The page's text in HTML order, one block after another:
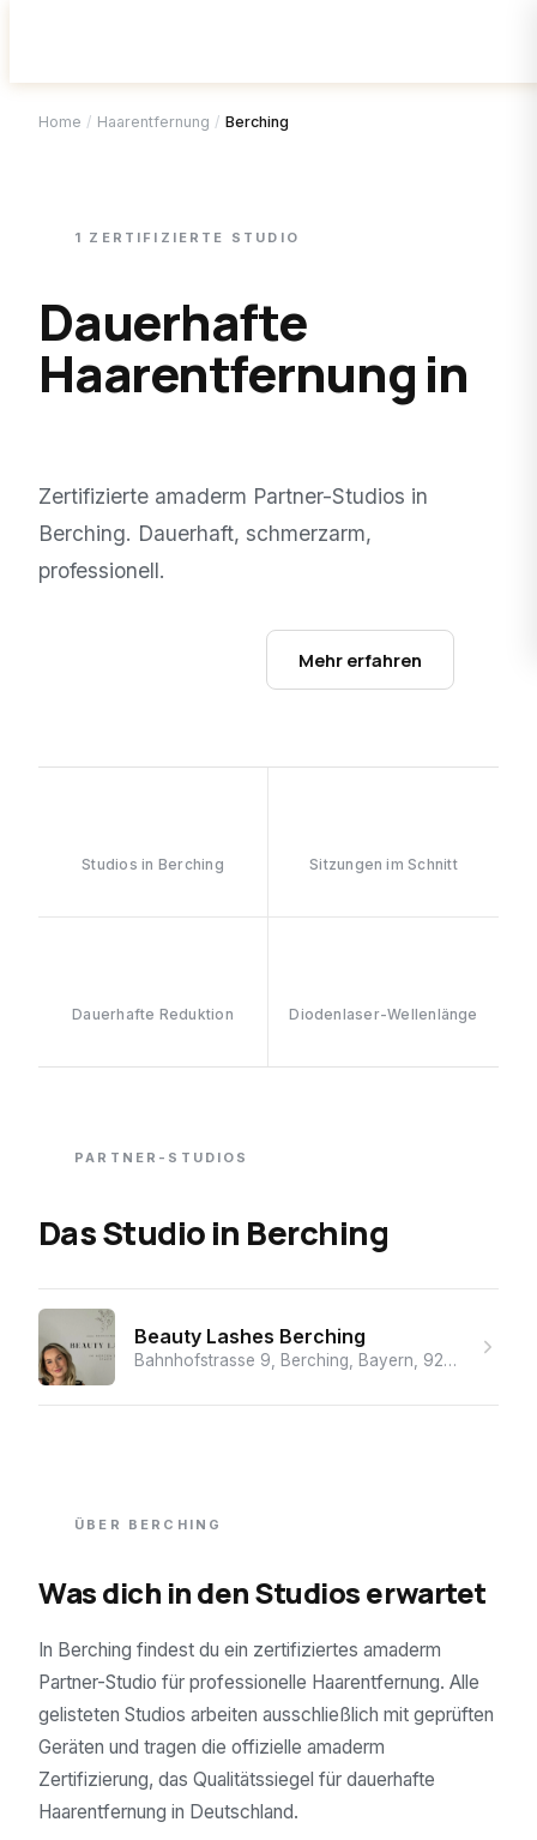
Home / Haarentfernung / Berching
1 ZERTIFIZIERTE STUDIO
Dauerhafte
Haarentfernung in
Zertifizierte amaderm Partner-Studios in
Berching. Dauerhaft, schmerzarm,
professionell.
Mehr erfahren
Studios in Berching Sitzungen im Schnitt
Dauerhafte Reduktion Diodenlaser-Wellenlänge
PARTNER-STUDIOS
Das Studioin Berching
Beauty Lashes Berching
Bahnhofstrasse 9, Berching, Bayern, 92334, Germany
ÜBER BERCHING
Was dich in den Studios erwartet
In Berching findest du ein zertifiziertes amaderm
Partner-Studio für professionelle Haarentfernung. Alle
gelisteten Studios arbeiten ausschließlich mit geprüften
Geräten und tragen die offizielle amaderm
Zertifizierung, das Qualitätssiegel für dauerhafte
Haarentfernung in Deutschland.